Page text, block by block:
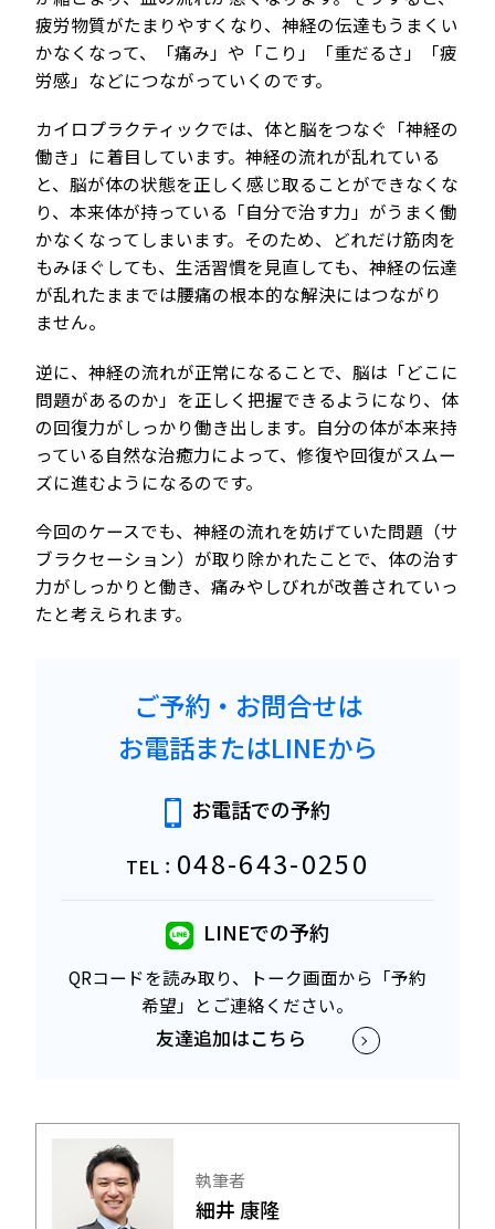
疲労物質がたまりやすくなり、神経の伝達もうまくい
かなくなって、「痛み」や「こり」「重だるさ」「疲
労感」などにつながっていくのです。
カイロプラクティックでは、体と脳をつなぐ「神経の
働き」に着目しています。神経の流れが乱れている
と、脳が体の状態を正しく感じ取ることができなくな
り、本来体が持っている「自分で治す力」がうまく働
かなくなってしまいます。そのため、どれだけ筋肉を
もみほぐしても、生活習慣を見直しても、神経の伝達
が乱れたままでは腰痛の根本的な解決にはつながり
ません。
逆に、神経の流れが正常になることで、脳は「どこに
問題があるのか」を正しく把握できるようになり、体
の回復力がしっかり働き出します。自分の体が本来持
っている自然な治癒力によって、修復や回復がスムー
ズに進むようになるのです。
今回のケースでも、神経の流れを妨げていた問題（サ
ブラクセーション）が取り除かれたことで、体の治す
力がしっかりと働き、痛みやしびれが改善されていっ
たと考えられます。
ご予約・お問合せは
お電話またはLINEから
お電話での予約
TEL： 048-643-0250
LINEでの予約
QRコードを読み取り、トーク画面から「予約
希望」と ご連絡ください。
友達追加はこちら
執筆者
細井 康隆